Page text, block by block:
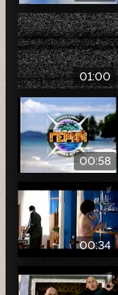
01:00
00:58
00:34